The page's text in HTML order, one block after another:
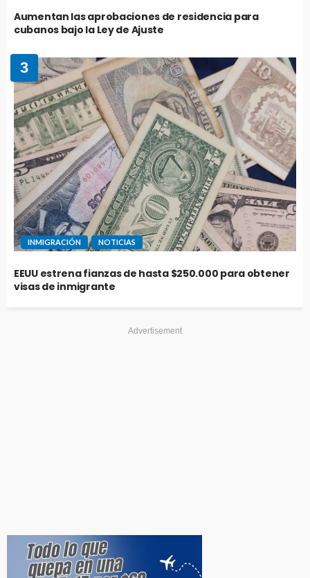
Aumentan las aprobaciones de residencia para
cubanos bajo la Ley de Ajuste
3
INMIGRACIÓN NOTICIAS
EEUU estrena fianzas de hasta $250.000 para obtener
visas de inmigrante
Advertisement